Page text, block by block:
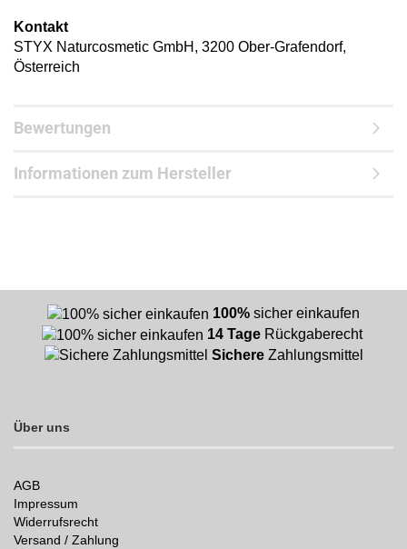
Kontakt
STYX Naturcosmetic GmbH, 3200 Ober-Grafendorf,
Österreich
Bewertungen
Informationen zum Hersteller
100% sicher einkaufen
14 Tage Rückgaberecht
Sichere Zahlungsmittel
Über uns
AGB
Impressum
Widerrufsrecht
Versand / Zahlung